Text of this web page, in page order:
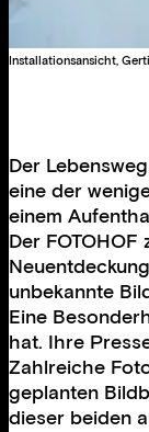
Installationsansicht,
Der
eine der
einem
Der
unbekannte
Eine
hat. Ihre
Zahlreiche
geplanten
dieser beiden